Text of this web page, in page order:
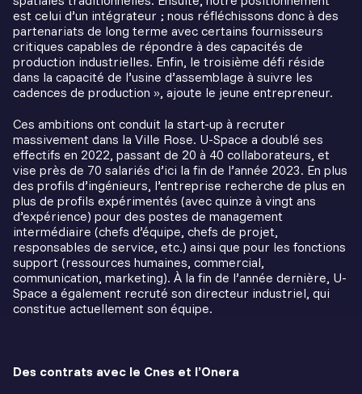
est celui d’un intégrateur ; nous réfléchissons donc à des
partenariats de long terme avec certains fournisseurs
critiques capables de répondre à des capacités de
production industrielles. Enfin, le troisième défi réside
dans la capacité de l’usine d’assemblage à suivre les
cadences de production », ajoute le jeune entrepreneur.
Ces ambitions ont conduit la start-up à recruter
massivement dans la Ville Rose. U-Space a doublé ses
effectifs en 2022, passant de 20 à 40 collaborateurs, et
vise près de 70 salariés d’ici la fin de l’année 2023. En plus
des profils d’ingénieurs, l’entreprise recherche de plus en
plus de profils expérimentés (avec quinze à vingt ans
d’expérience) pour des postes de management
intermédiaire (chefs d’équipe, chefs de projet,
responsables de service, etc.) ainsi que pour les fonctions
support (ressources humaines, commercial,
communication, marketing). À la fin de l’année dernière, U-
Space a également recruté son directeur industriel, qui
constitue actuellement son équipe.
Des contrats avec le Cnes et l’Onera